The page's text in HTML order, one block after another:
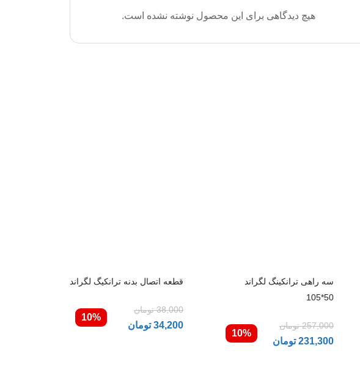
هیچ دیدگاهی برای این محصول نوشته نشده است.
سه راهی ترانکینگ لگراند
50*105
257,000 تومان
231,300 تومان
10%
قطعه اتصال بدنه ترانکیگ لگراند
38,000 تومان
34,200 تومان
10%